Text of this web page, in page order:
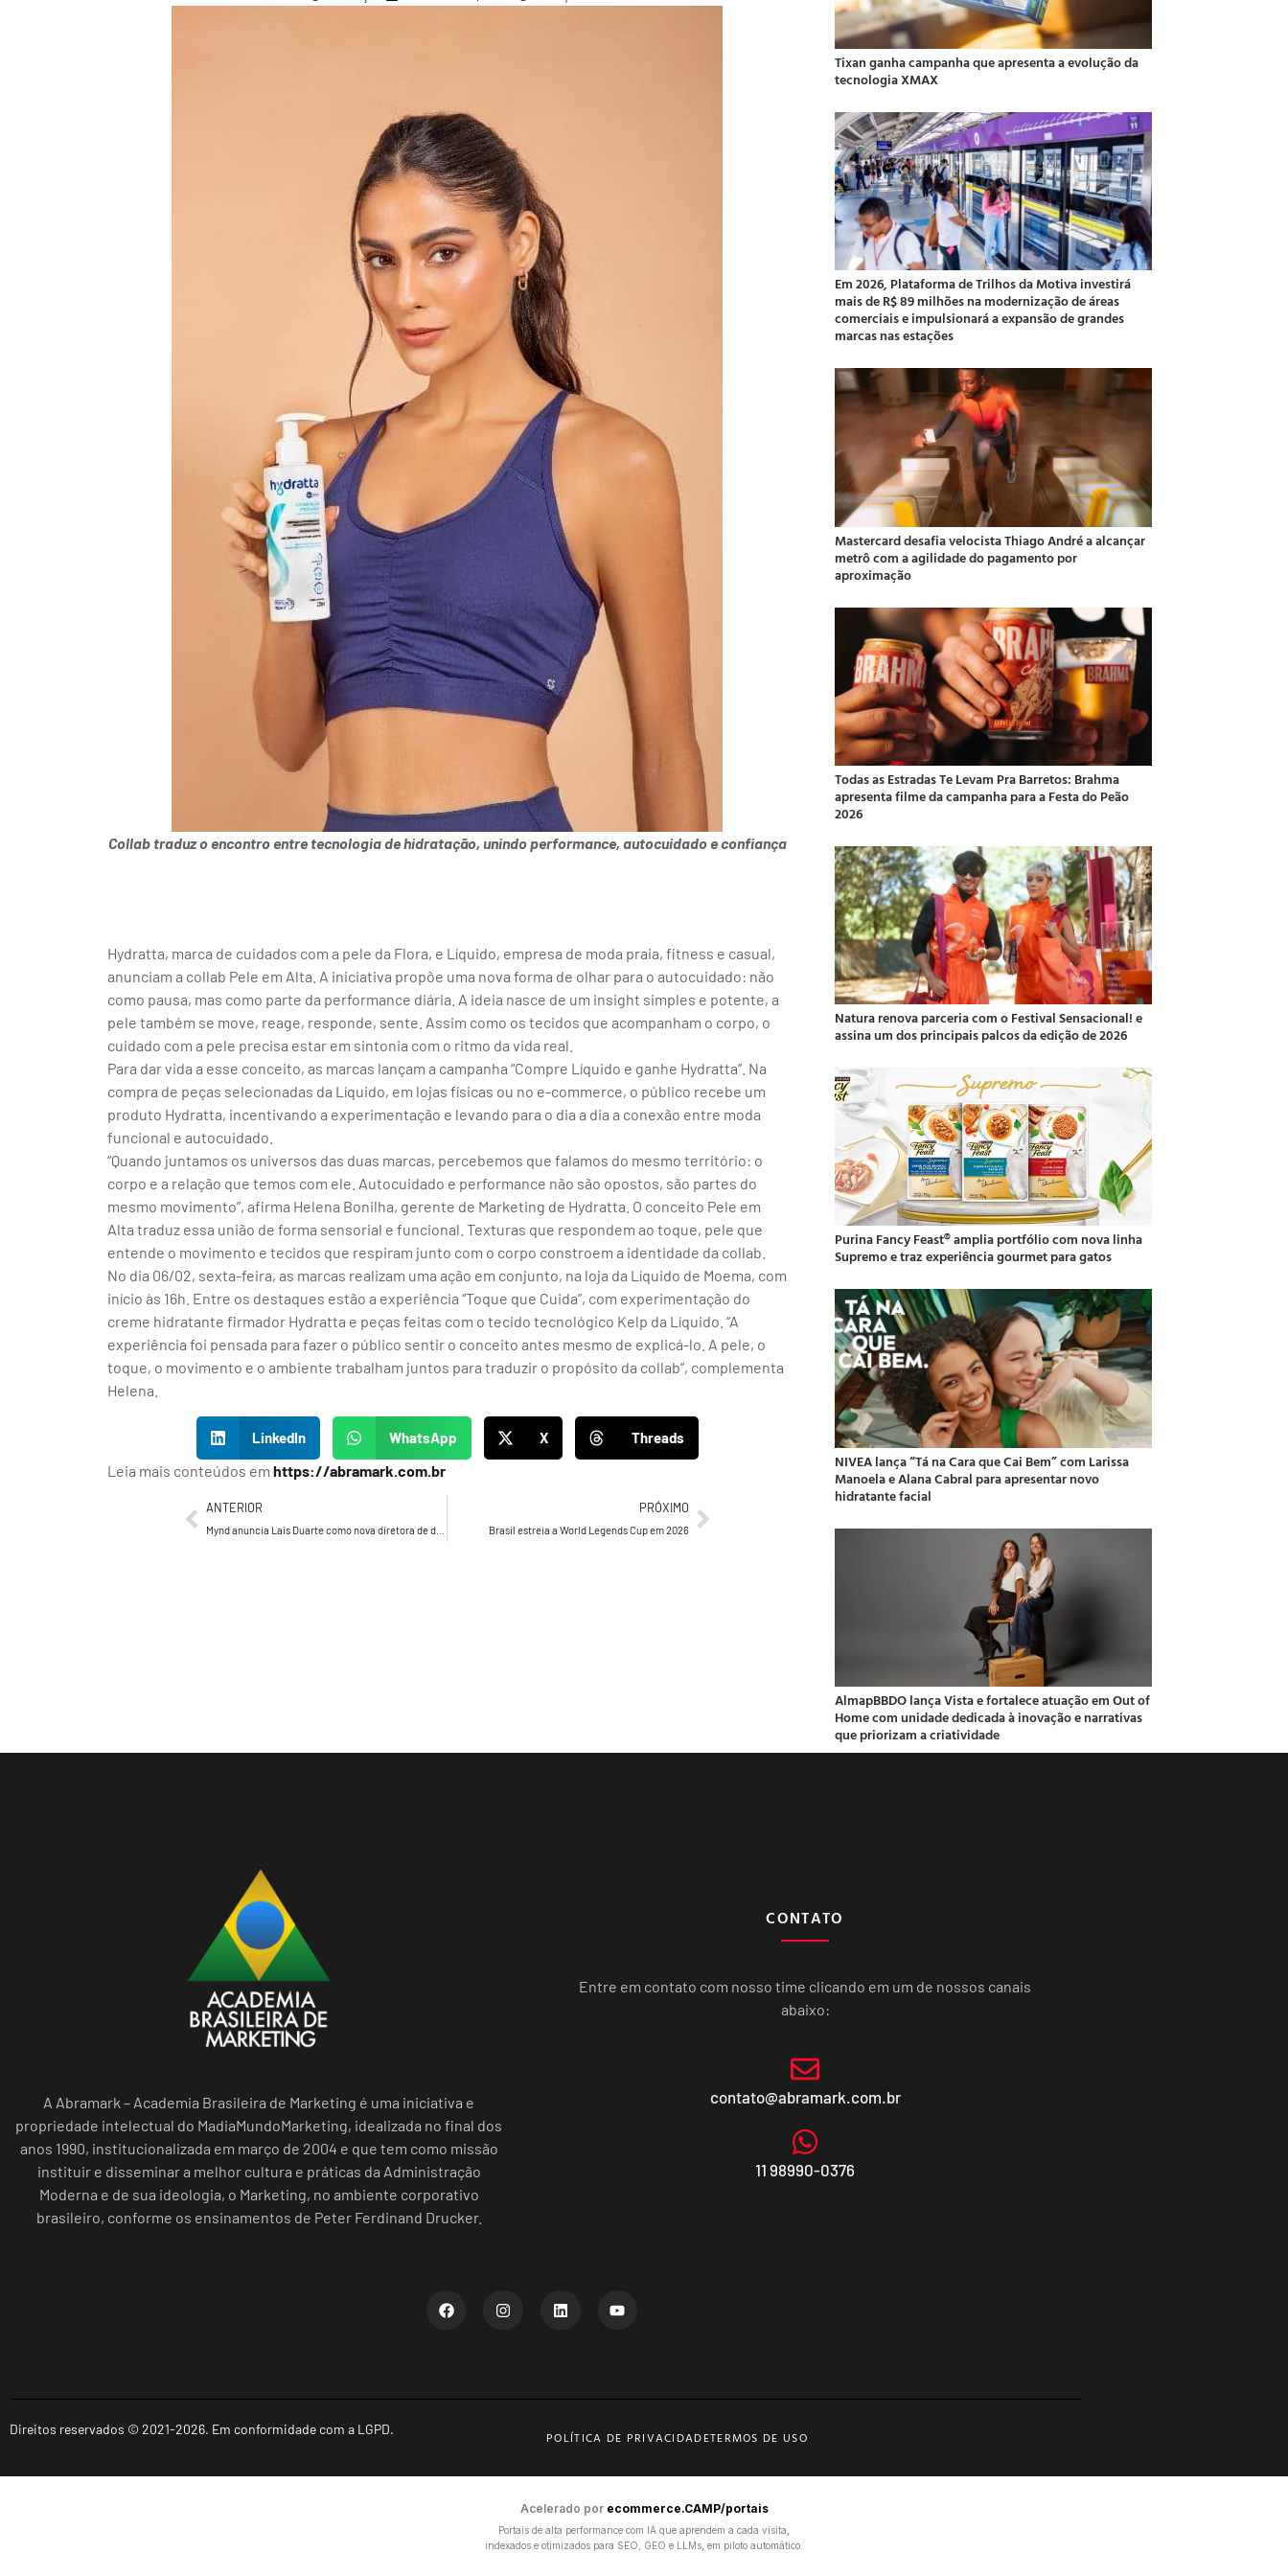
Collab traduz o encontro entre tecnologia de hidratação, unindo performance, autocuidado e confiança
Hydratta, marca de cuidados com a pele da Flora, e Líquido, empresa de moda praia, fitness e casual,
anunciam a collab Pele em Alta. A iniciativa propõe uma nova forma de olhar para o autocuidado: não
como pausa, mas como parte da performance diária. A ideia nasce de um insight simples e potente, a
pele também se move, reage, responde, sente. Assim como os tecidos que acompanham o corpo, o
cuidado com a pele precisa estar em sintonia com o ritmo da vida real.
Para dar vida a esse conceito, as marcas lançam a campanha “Compre Líquido e ganhe Hydratta”. Na
compra de peças selecionadas da Líquido, em lojas físicas ou no e-commerce, o público recebe um
produto Hydratta, incentivando a experimentação e levando para o dia a dia a conexão entre moda
funcional e autocuidado.
“Quando juntamos os universos das duas marcas, percebemos que falamos do mesmo território: o
corpo e a relação que temos com ele. Autocuidado e performance não são opostos, são partes do
mesmo movimento”, afirma Helena Bonilha, gerente de Marketing de Hydratta. O conceito Pele em
Alta traduz essa união de forma sensorial e funcional. Texturas que respondem ao toque, pele que
entende o movimento e tecidos que respiram junto com o corpo constroem a identidade da collab.
No dia 06/02, sexta-feira, as marcas realizam uma ação em conjunto, na loja da Líquido de Moema, com
início às 16h. Entre os destaques estão a experiência “Toque que Cuida”, com experimentação do
creme hidratante firmador Hydratta e peças feitas com o tecido tecnológico Kelp da Líquido. “A
experiência foi pensada para fazer o público sentir o conceito antes mesmo de explicá-lo. A pele, o
toque, o movimento e o ambiente trabalham juntos para traduzir o propósito da collab”, complementa
Helena.
LinkedIn WhatsApp X Threads
Leia mais conteúdos em https://abramark.com.br
ANTERIOR
Mynd anuncia Lais Duarte como nova diretora de dramaturgia
PRÓXIMO
Brasil estreia a World Legends Cup em 2026
Tixan ganha campanha que apresenta a evolução da
tecnologia XMAX
Em 2026, Plataforma de Trilhos da Motiva investirá
mais de R$ 89 milhões na modernização de áreas
comerciais e impulsionará a expansão de grandes
marcas nas estações
Mastercard desafia velocista Thiago André a alcançar
metrô com a agilidade do pagamento por
aproximação
Todas as Estradas Te Levam Pra Barretos: Brahma
apresenta filme da campanha para a Festa do Peão
2026
Natura renova parceria com o Festival Sensacional! e
assina um dos principais palcos da edição de 2026
Purina Fancy Feast® amplia portfólio com nova linha
Supremo e traz experiência gourmet para gatos
NIVEA lança “Tá na Cara que Cai Bem” com Larissa
Manoela e Alana Cabral para apresentar novo
hidratante facial
AlmapBBDO lança Vista e fortalece atuação em Out of
Home com unidade dedicada à inovação e narrativas
que priorizam a criatividade
A Abramark – Academia Brasileira de Marketing é uma iniciativa e
propriedade intelectual do MadiaMundoMarketing, idealizada no final dos
anos 1990, institucionalizada em março de 2004 e que tem como missão
instituir e disseminar a melhor cultura e práticas da Administração
Moderna e de sua ideologia, o Marketing, no ambiente corporativo
brasileiro, conforme os ensinamentos de Peter Ferdinand Drucker.
CONTATO
Entre em contato com nosso time clicando em um de nossos canais
abaixo:
contato@abramark.com.br
11 98990-0376
Direitos reservados © 2021-2026. Em conformidade com a LGPD. POLÍTICA DE PRIVACIDADETERMOS DE USO
Acelerado por ecommerce.CAMP/portais
Portais de alta performance com IA que aprendem a cada visita,
indexados e otimizados para SEO, GEO e LLMs, em piloto automático.